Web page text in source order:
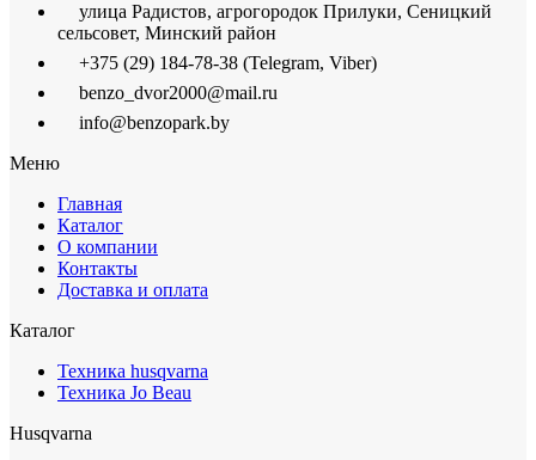
улица Радистов, агрогородок Прилуки, Сеницкий
сельсовет, Минский район
+375 (29) 184-78-38 (Telegram, Viber)
benzo_dvor2000@mail.ru
info@benzopark.by
Меню
Главная
Каталог
О компании
Контакты
Доставка и оплата
Каталог
Техника husqvarna
Техника Jo Beau
Husqvarna